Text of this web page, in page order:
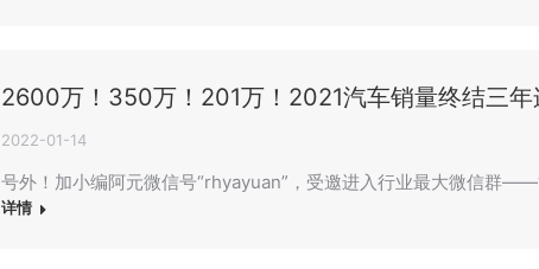
2600万！350万！201万！2021汽车销量终结三
2022-01-14
号外！加小编阿元微信号“rhyayuan”，受邀进入行业最大微信群
详情